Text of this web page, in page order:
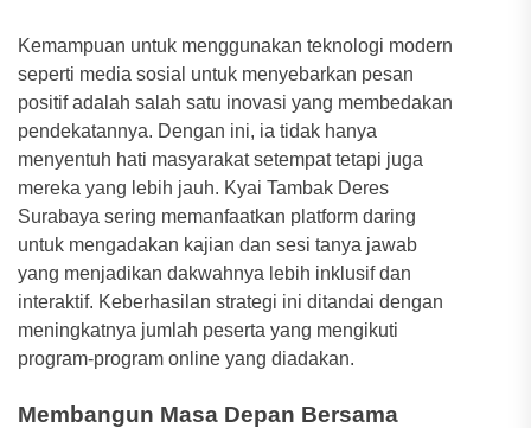
Kemampuan untuk menggunakan teknologi modern
seperti media sosial untuk menyebarkan pesan
positif adalah salah satu inovasi yang membedakan
pendekatannya. Dengan ini, ia tidak hanya
menyentuh hati masyarakat setempat tetapi juga
mereka yang lebih jauh. Kyai Tambak Deres
Surabaya sering memanfaatkan platform daring
untuk mengadakan kajian dan sesi tanya jawab
yang menjadikan dakwahnya lebih inklusif dan
interaktif. Keberhasilan strategi ini ditandai dengan
meningkatnya jumlah peserta yang mengikuti
program-program online yang diadakan.
Membangun Masa Depan Bersama